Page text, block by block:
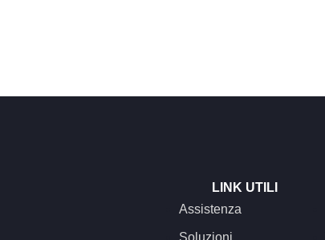
LINK UTILI
Assistenza